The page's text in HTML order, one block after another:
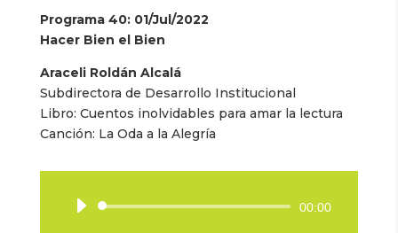
Programa 40: 01/Jul/2022
Hacer Bien el Bien
Araceli Roldán Alcalá
Subdirectora de Desarrollo Institucional
Libro: Cuentos inolvidables para amar la lectura
Canción: La Oda a la Alegría
Reproductor
00:00